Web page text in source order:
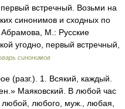
встречный. Возьми на
синонимов и сходных по
М.: Русские
угодно, первый встречный,
синонимов
1. Всякий, каждый.
Маяковский. В любой час
любого, муж., любая,